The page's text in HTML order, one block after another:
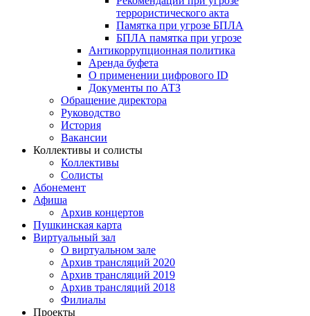
террористического акта
Памятка при угрозе БПЛА
БПЛА памятка при угрозе
Антикоррупционная политика
Аренда буфета
О применении цифрового ID
Документы по АТЗ
Обращение директора
Руководство
История
Вакансии
Коллективы и солисты
Коллективы
Солисты
Абонемент
Афиша
Архив концертов
Пушкинская карта
Виртуальный зал
О виртуальном зале
Архив трансляций 2020
Архив трансляций 2019
Архив трансляций 2018
Филиалы
Проекты